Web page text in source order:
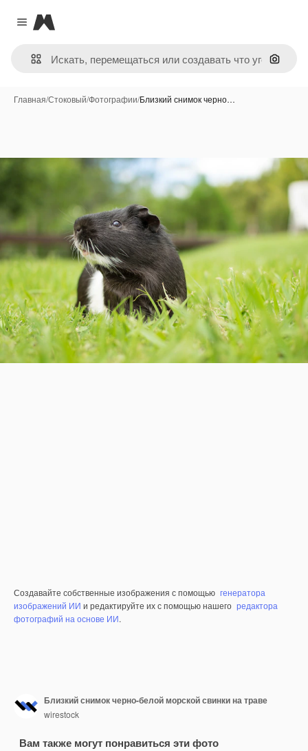
Close menu
Magnific
Поиск
Главная/Стоковый/Фотографии/Близкий снимок черно…
Создавайте собственные изображения с помощью генератора
изображений ИИ и редактируйте их с помощью нашего редактора
фотографий на основе ИИ.
Близкий снимок черно-белой морской свинки на траве
wirestock
Вам также могут понравиться эти фото